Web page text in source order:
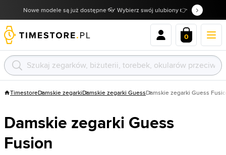
Nowe modele są już dostępne 👓 Wybierz swój ulubiony 👉
0
TimestoreDamskie zegarkiDamskie zegarki GuessDamskie zegarki Guess
Damskie zegarki Guess
Fusion